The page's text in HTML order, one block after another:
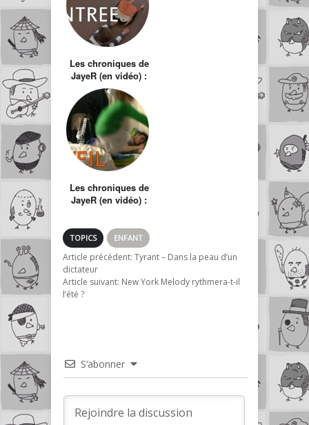
Les chroniques de
JayeR (en vidéo) :
Semaine de rentrée
Les chroniques de
JayeR (en vidéo) :
TOPICS ENFANT
Article précédent: Tyrant – Dans la peau d’un
dictateur
Article suivant: New York Melody rythmera-t-il
l’été ?
S’abonner